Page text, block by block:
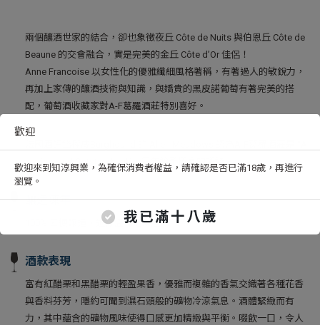
歡迎
歡迎來到知淳興業，為確保消費者權益，請確認是否已滿18歲，再進行
瀏覽。
我已滿十八歲
兩個釀酒世家的結合，卻也象徵夜丘 Côte de Nuits 與伯恩丘 Côte de
Beaune 的交會融合，實是完美的金丘 Côte d’Or 佳侶！
Anne Francoise 以女性化的優雅纖細風格著稱，有著過人的敏銳力，
再加上家傳的釀酒技術與知識，與嬌貴的黑皮諾葡萄有著完美的搭
配，葡萄酒收藏家對A-F葛羅酒莊特別喜好。
choice. and Outstanding!”，每年給予極高的評鑑！
釀造陳年
100% 去梗釀造、進行溫和地泵壓。
酒款表現
富有紅醋栗和黑醋栗的輕盈果香，優雅而複雜的香氣交織著各種花香
與香料芬芳，隱約可聞到濕石頭般的礦物冷涼氣息。酒體緊緻而有
力，其中蘊含的礦物風味使得口感更加精緻與平衡。啜飲一口，令人